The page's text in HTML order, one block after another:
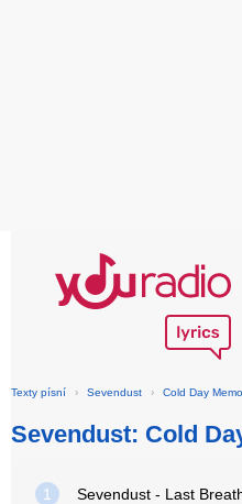
Texty písní › Sevendust › Cold Day
Sevendust: Cold
1 Sevendust - Last